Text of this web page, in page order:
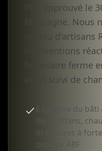
PLU approuvé le
Montagne. Nous
réseau d'artisans
interventions
forfaitaire ferme
et un suivi de
Expertise du
de Conflans,
et toitures à
secteur ABF